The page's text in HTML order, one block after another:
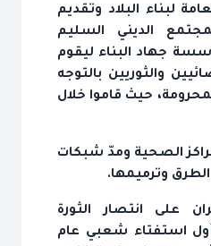
لبناء البلاد وتقديم
الديني السليم
جهاد البناء ليقوم
والثوريين بالتوجه
حيث قاموا خلال
الصحية ومدّ شبكات
وترميمها.
على انتصار الثورة
استفتاء شعبي عام